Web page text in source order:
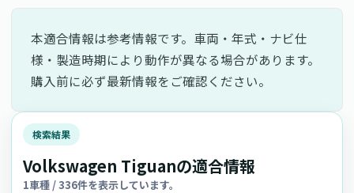
本適合情報は参考情報です。車両・年式・ナビ仕
様・製造時期により動作が異なる場合があります。
購入前に必ず最新情報をご確認ください。
検索結果
Volkswagen Tiguanの適合情報
1車種 / 336件を表示しています。